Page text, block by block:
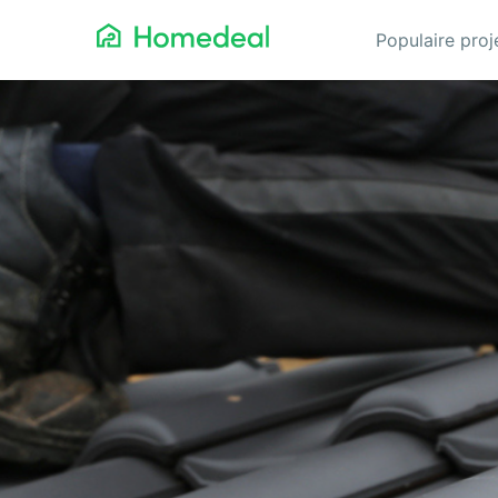
Populaire
Aannemer
Bestrating
Cv-ketels